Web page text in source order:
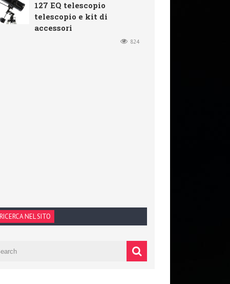
127 EQ telescopio
telescopio e kit di
accessori
824
RICERCA NEL SITO